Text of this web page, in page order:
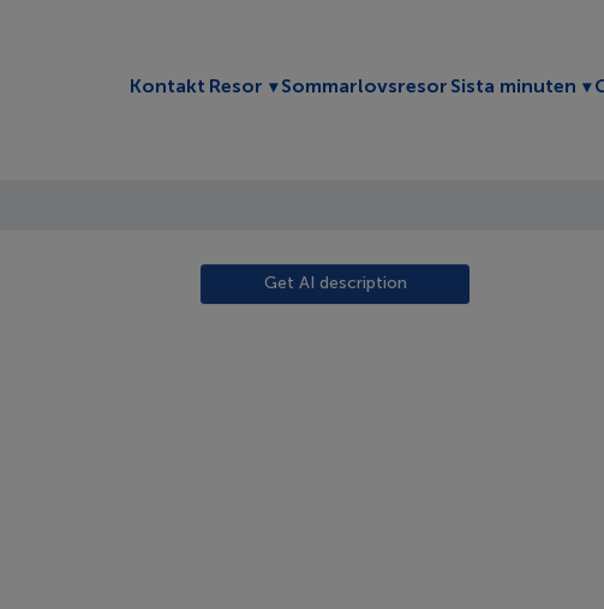
Kontakt Resor Toggle submenu
Sommarlovsresor Sista minuten
Get AI description